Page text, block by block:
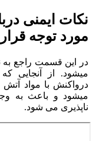
نکات ایمنی
مورد توجه
در این قسمت راجع به
میشود. از آنجایی
درواکنش با مواد
میشود و باعث به
ناپذیری می شود.